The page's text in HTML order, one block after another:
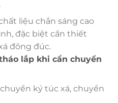
liệu chắn sáng cao
đặc biệt cần thiết
đông đúc.
lắp khi cần chuyển
ký túc xá, chuyển